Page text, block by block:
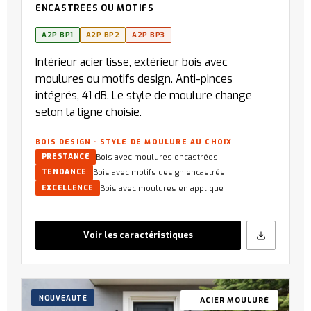
ENCASTRÉES OU MOTIFS
A2P BP1 A2P BP2 A2P BP3
Intérieur acier lisse, extérieur bois avec
moulures ou motifs design. Anti-pinces
intégrés, 41 dB. Le style de moulure change
selon la ligne choisie.
BOIS DESIGN · STYLE DE MOULURE AU CHOIX
PRESTANCE
Bois avec moulures encastrées
TENDANCE Bois avec motifs design encastrés
EXCELLENCE Bois avec moulures en applique
Voir les caractéristiques
ACIER MOULURÉ
NOUVEAUTÉ